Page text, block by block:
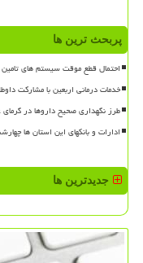
پربحث ترین ها
احتمال قطع موقت سیستم های تامین
خدمات درمانی اربعین با مشارکت
طرز نگهداری صحیح داروها در
ادارات و بانکهای این استان ها
جدیدترین ها